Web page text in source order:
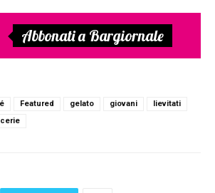
Abbonati a Bargiornale
Featured gelato giovani
lievitati